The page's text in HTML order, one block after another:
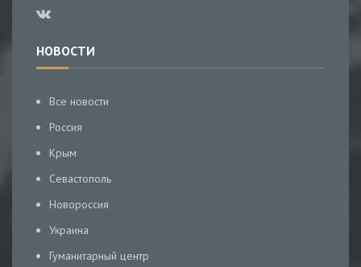
НОВОСТИ
Все новости
Россия
Крым
Севастополь
Новороссия
Украина
Гуманитарный центр